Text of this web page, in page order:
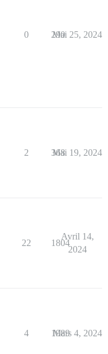
0 290
Mai 25, 2024
2 368
Mai 19, 2024
22 1804
Avril 14,
2024
4 1989
Mars 4, 2024